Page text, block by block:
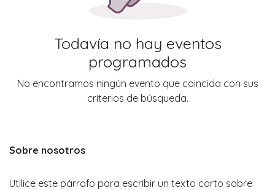
Todavía no hay eventos
programados
No encontramos ningún evento que coincida con sus
criterios de búsqueda.
Sobre nosotros
Utilice este párrafo para escribir un texto corto sobre